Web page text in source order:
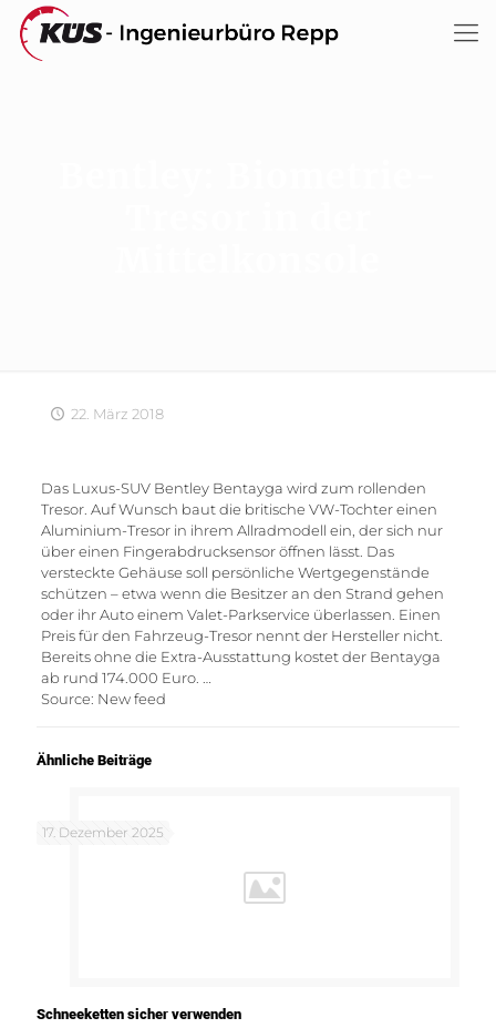
22. März 2018
Das Luxus-SUV Bentley Bentayga wird zum rollenden
Tresor. Auf Wunsch baut die britische VW-Tochter einen
Aluminium-Tresor in ihrem Allradmodell ein, der sich nur
über einen Fingerabdrucksensor öffnen lässt. Das
versteckte Gehäuse soll persönliche Wertgegenstände
schützen – etwa wenn die Besitzer an den Strand gehen
oder ihr Auto einem Valet-Parkservice überlassen. Einen
Preis für den Fahrzeug-Tresor nennt der Hersteller nicht.
Bereits ohne die Extra-Ausstattung kostet der Bentayga
ab rund 174.000 Euro. …
Source: New feed
Ähnliche Beiträge
17. Dezember 2025
Schneeketten sicher verwenden